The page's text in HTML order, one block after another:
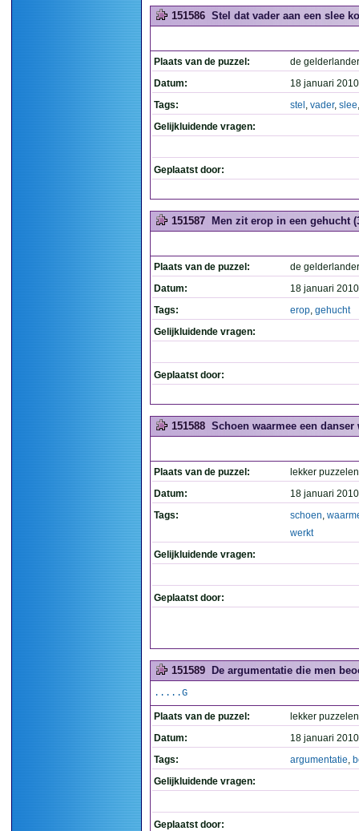
151586 Stel dat vader aan een slee
Plaats van de puzzel:
de gelderlander
Datum:
18 januari
Tags:
stel , vader, slee
Gelijkluidende vragen:
Geplaatst door:
151587 Men zit erop in een gehucht
Plaats van de puzzel:
de gelderlander
Datum:
18 januari
Tags:
erop, gehucht
Gelijkluidende vragen:
Geplaatst door:
151588 Schoen waarmee een danser
Plaats van de puzzel:
lekker puzzelen
Datum:
18 januari
Tags:
schoen,
werkt
Gelijkluidende vragen:
Geplaatst door:
151589 De argumentatie die men
.....G
Plaats van de puzzel:
lekker puzzelen
Datum:
18 januari
Tags:
argumentatie,
Gelijkluidende vragen:
Geplaatst door: